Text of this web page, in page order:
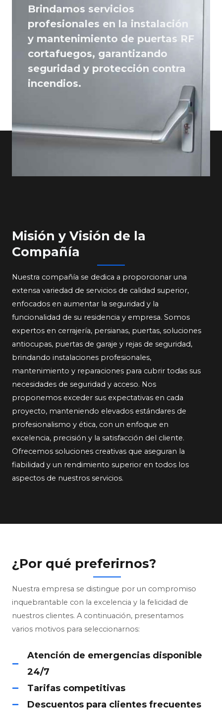
Brindamos servicios
profesionales en la instalación
y mantenimiento de puertas RF
cortafuegos, garantizando
seguridad y protección contra
incendios.
Misión y Visión de la
Compañía​​​​​​​
Nuestra compañía se dedica a proporcionar una
extensa variedad de servicios de calidad superior,
enfocados en aumentar la seguridad y la
funcionalidad de su residencia y empresa. Somos
expertos en cerrajería, persianas, puertas, soluciones
antiocupas, puertas de garaje y rejas de seguridad,
brindando instalaciones profesionales,
mantenimiento y reparaciones para cubrir todas sus
necesidades de seguridad y acceso. Nos
proponemos exceder sus expectativas en cada
proyecto, manteniendo elevados estándares de
profesionalismo y ética, con un enfoque en
excelencia, precisión y la satisfacción del cliente.
Ofrecemos soluciones creativas que aseguran la
fiabilidad y un rendimiento superior en todos los
aspectos de nuestros servicios.
¿Por qué preferirnos?
Nuestra empresa se distingue por un compromiso
inquebrantable con la excelencia y la felicidad de
nuestros clientes. A continuación, presentamos
varios motivos para seleccionarnos:
Atención de emergencias disponible
24/7
Tarifas competitivas
Descuentos para clientes frecuentes